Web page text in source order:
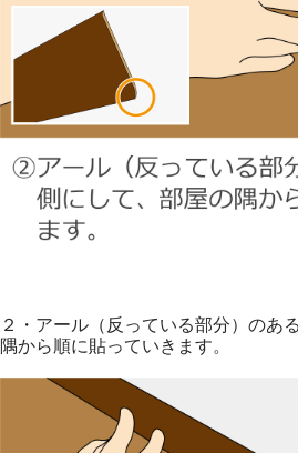
２・アール（反っている部分）のあ
隅から順に貼っていきます。